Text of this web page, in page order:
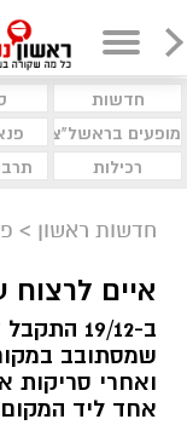
חדשות
מופעים בראשל"צ
רכילות
חדשות ראשון >
איים לרצוח
ב-19/12
שמסתובב
ואחרי סריקות
אחד ליד